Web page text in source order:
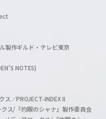
製作ギルド・テレビ東京
NOTES)
／PROJECT-INDEX II
ス/『灼眼のシャナ』製作委員会